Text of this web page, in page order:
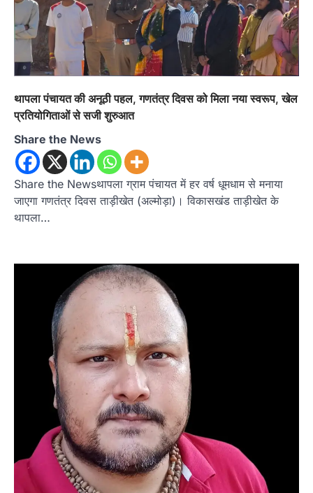
थापला पंचायत की अनूठी पहल, गणतंत्र दिवस को मिला नया स्वरूप, खेल
प्रतियोगिताओं से सजी शुरुआत
Share the News
Share the Newsथापला ग्राम पंचायत में हर वर्ष धूमधाम से मनाया
जाएगा गणतंत्र दिवस ताड़ीखेत (अल्मोड़ा)। विकासखंड ताड़ीखेत के
थापला…
हल्द्वानी में खड़गे का हुंकार, नौकरियों से लेकर
संविधान और भ्रष्टाचार तक भाजपा को घेरा
August 8, 2026
हल्द्वानी में आयोजित विजय शंखनाद रैली को संबोधित करते
हुए कांग्रेस के राष्ट्रीय अध्यक्ष मल्लिकार्जुन…
उत्तराखण्ड कुमाऊं ख़बरें
खड़गे की रैली से पहले हल्द्वानी में सियासी
घमासान, एसएसपी कार्यालय में धरने पर बैठे
कांग्रेस नेता
Admin August 8, 2026
कांग्रेस कार्यकर्ताओं की बसें रोकने का आरोप, एसएसपी
ऑफिस में धरने पर बैठे गोदियाल और…